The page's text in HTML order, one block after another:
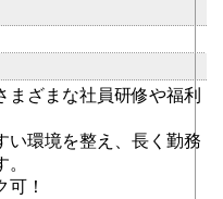
ざまな社員研修や福利
い環境を整え、長く勤務
可！